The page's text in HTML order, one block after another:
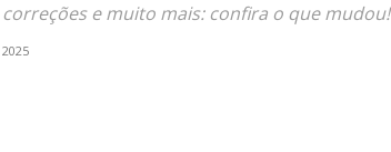
e muito mais: confira o que mudou!